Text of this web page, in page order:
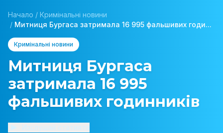
Начало / Кримінальні новини
/ Митниця Бургаса затримала 16 995 фальшивих годи...
Кримінальні новини
Митниця Бургаса
затримала 16 995
фальшивих годинників